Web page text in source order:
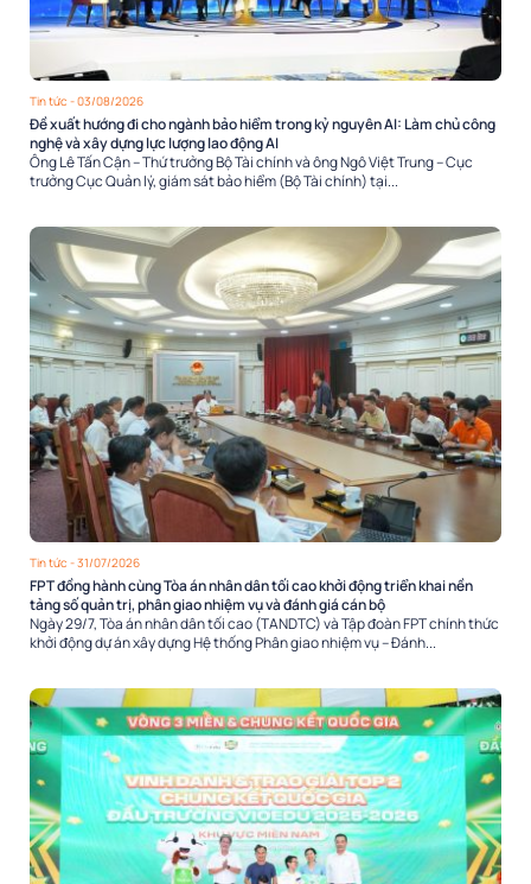
Tin tức - 03/08/2026
Đề xuất hướng đi cho ngành bảo hiểm trong kỷ nguyên AI: Làm chủ công
nghệ và xây dựng lực lượng lao động AI
Ông Lê Tấn Cận – Thứ trưởng Bộ Tài chính và ông Ngô Việt Trung – Cục
trưởng Cục Quản lý, giám sát bảo hiểm (Bộ Tài chính) tại...
Tin tức - 31/07/2026
FPT đồng hành cùng Tòa án nhân dân tối cao khởi động triển khai nền
tảng số quản trị, phân giao nhiệm vụ và đánh giá cán bộ
Ngày 29/7, Tòa án nhân dân tối cao (TANDTC) và Tập đoàn FPT chính thức
khởi động dự án xây dựng Hệ thống Phân giao nhiệm vụ – Đánh...